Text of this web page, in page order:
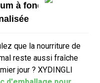
à fond plat, taille
que la nourriture de
reste aussi fraîche
jour ? XYDINGLI